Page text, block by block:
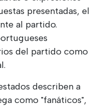
presentadas, el
al partido.
del partido como
describen a
como "fanáticos",